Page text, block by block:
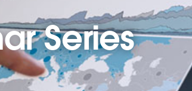
Series